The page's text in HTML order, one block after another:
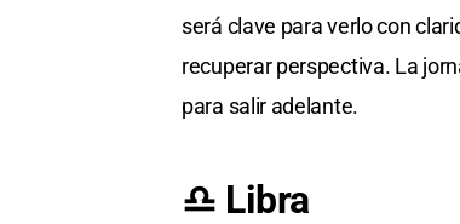
será clave para verlo con
recuperar perspectiva. La
para salir adelante.
♎ Libra